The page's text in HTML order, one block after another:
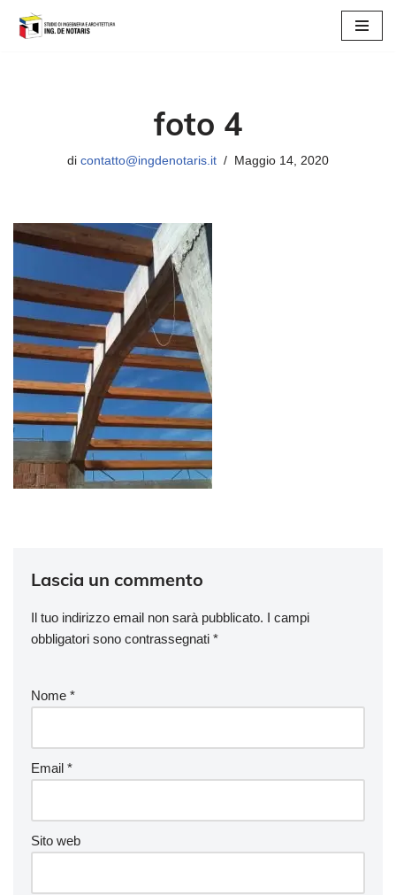
foto 4
di contatto@ingdenotaris.it Maggio 14, 2020
Lascia un commento
Il tuo indirizzo email non sarà pubblicato. I campi
obbligatori sono contrassegnati *
Nome *
Email *
Sito web